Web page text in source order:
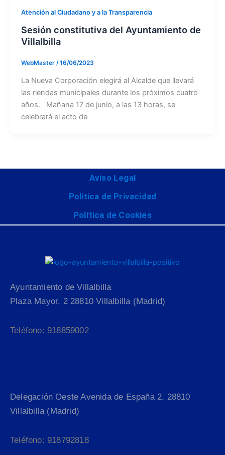
Atención al Ciudadano y a la Transparencia
Sesión constitutiva del Ayuntamiento de
Villalbilla
WebMaster /16/06/2023
La Nueva Corporación elegirá al Alcalde que llevará
las riendas municipales durante los próximos cuatro
años. Mañana 17 de junio, a las 13 horas, se
celebrará el acto de
Aviso Legal
Politica de Privacidad
Política de Cookies
Ayuntamiento de Villalbilla
Plaza Mayor, 2 28810 Villalbilla (Madrid)
Teléfono: 918859002
Delegación Oeste Avenida de España 2, 28810
Villalbilla (Madrid)
Teléfono: 918792818